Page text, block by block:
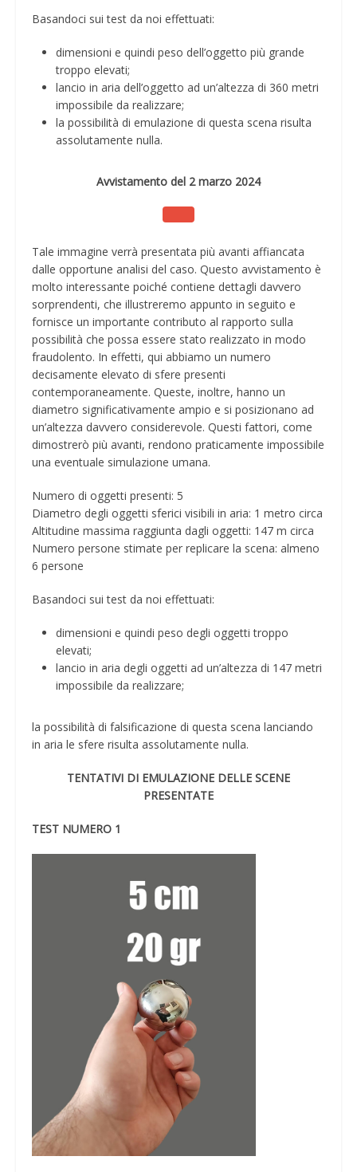
Basandoci sui test da noi effettuati:
dimensioni e quindi peso dell’oggetto più grande
troppo elevati;
lancio in aria dell’oggetto ad un’altezza di 360 metri
impossibile da realizzare;
la possibilità di emulazione di questa scena risulta
assolutamente nulla.
Avvistamento del 2 marzo 2024
Tale immagine verrà presentata più avanti affiancata
dalle opportune analisi del caso. Questo avvistamento è
molto interessante poiché contiene dettagli davvero
sorprendenti, che illustreremo appunto in seguito e
fornisce un importante contributo al rapporto sulla
possibilità che possa essere stato realizzato in modo
fraudolento. In effetti, qui abbiamo un numero
decisamente elevato di sfere presenti
contemporaneamente. Queste, inoltre, hanno un
diametro significativamente ampio e si posizionano ad
un’altezza davvero considerevole. Questi fattori, come
dimostrerò più avanti, rendono praticamente impossibile
una eventuale simulazione umana.
Numero di oggetti presenti: 5
Diametro degli oggetti sferici visibili in aria: 1 metro circa
Altitudine massima raggiunta dagli oggetti: 147 m circa
Numero persone stimate per replicare la scena: almeno
6 persone
Basandoci sui test da noi effettuati:
dimensioni e quindi peso degli oggetti troppo
elevati;
lancio in aria degli oggetti ad un’altezza di 147 metri
impossibile da realizzare;
la possibilità di falsificazione di questa scena lanciando
in aria le sfere risulta assolutamente nulla.
TENTATIVI DI EMULAZIONE DELLE SCENE
PRESENTATE
TEST NUMERO 1